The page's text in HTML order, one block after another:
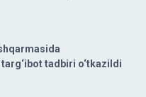
tadbiri o‘tkazildi